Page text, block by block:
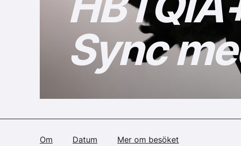
Sync
Om Datum Mer om besöket